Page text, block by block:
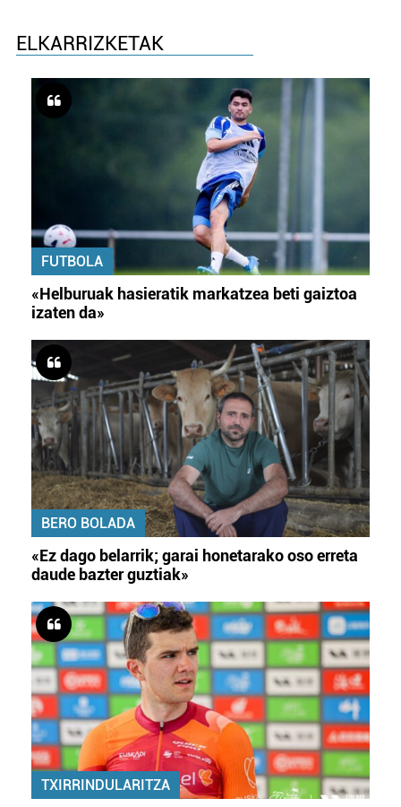
ELKARRIZKETAK
FUTBOLA
«Helburuak hasieratik markatzea beti gaiztoa
izaten da»
BERO BOLADA
«Ez dago belarrik; garai honetarako oso erreta
daude bazter guztiak»
TXIRRINDULARITZA